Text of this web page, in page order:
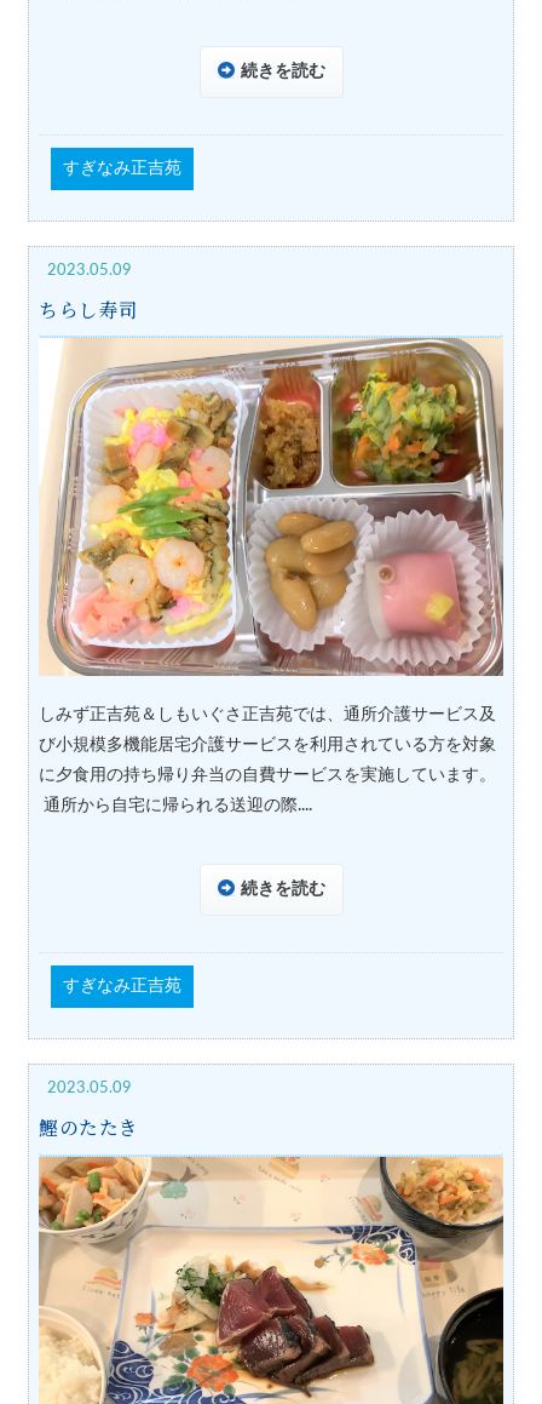
続きを読む
すぎなみ正吉苑
2023.05.09
ちらし寿司
しみず正吉苑＆しもいぐさ正吉苑では、通所介護サービス及
び小規模多機能居宅介護サービスを利用されている方を対象
に夕食用の持ち帰り弁当の自費サービスを実施しています。
通所から自宅に帰られる送迎の際....
続きを読む
すぎなみ正吉苑
2023.05.09
鰹のたたき